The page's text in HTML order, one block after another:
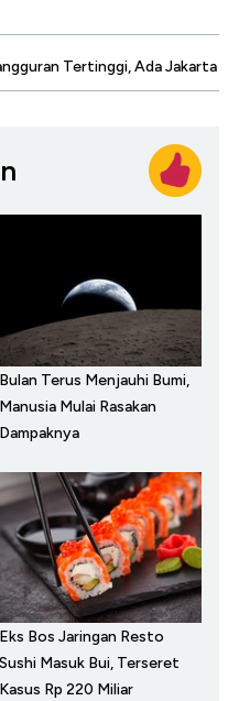
Tertinggi, Ada Jakarta
Bulan Terus Menjauhi Bumi,
Manusia Mulai Rasakan
Dampaknya
Eks Bos Jaringan Resto
Sushi Masuk Bui, Terseret
Kasus Rp 220 Miliar